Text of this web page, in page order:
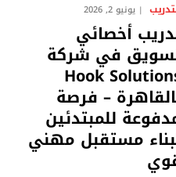
يونيو 2, 2026
أخصائي
في شركة
Hook
– فرصة
للمبتدئين
مستقبل مهني